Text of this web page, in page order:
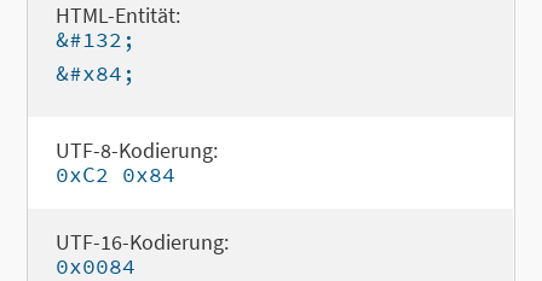
HTML-Entität:
&#132;
&#x84;
UTF-8-Kodierung:
0xC2 0x84
UTF-16-Kodierung:
0x0084